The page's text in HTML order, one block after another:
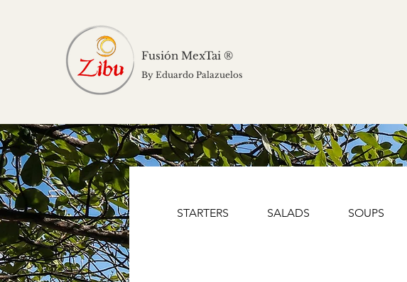
Fusión MexTai ®
By Eduardo Palazuelos
STARTERS SALADS SOUPS